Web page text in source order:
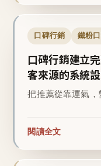
口碑行銷 鐵粉
口碑行銷建立
客來源的系統
把推薦從靠運氣，
閱讀全文